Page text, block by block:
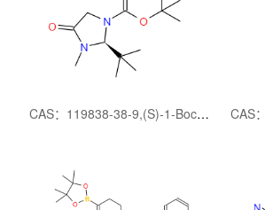
CAS：119838-38-9,(S)-1-Boc-2-叔丁基-3-甲基-4-咪唑啉酮